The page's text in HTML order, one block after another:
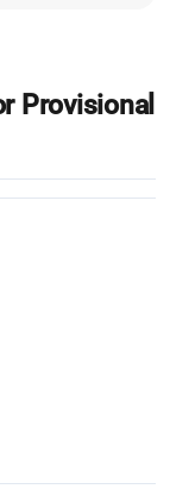
Provisional